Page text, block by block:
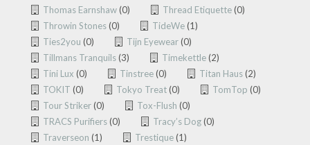
Thomas Earnshaw(0) Thread Etiquette(0)
Throwin Stones(0) TideWe(1)
Ties2you (0) Tijn Eyewear(0)
Tillmans Tranquils(3) Timekettle(2)
Tini Lux (0) Tinstree(0) Titan Haus(2)
TOKIT (0) Tokyo Treat(0) TomTop (0)
Tour Striker(0) Tox-Flush (0)
TRACS Purifiers(0) Tracy’s Dog(0)
Traverseon (1) Trestique(1)